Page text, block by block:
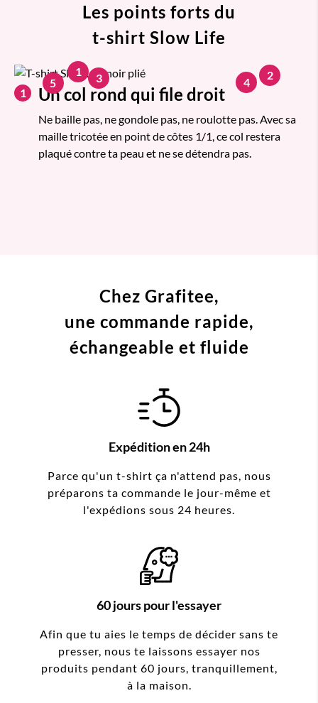
Les points forts du
t-shirt Slow Life
1 Un col rond qui file droit
Ne baille pas, ne gondole pas, ne roulotte pas. Avec sa
maille tricotée en point de côtes 1/1, ce col restera
plaqué contre ta peau et ne se détendra pas.
1 2
3 4
5
Chez Grafitee,
une commande rapide,
échangeable et fluide
Expédition en 24h
Parce qu'un t-shirt ça n'attend pas, nous
préparons ta commande le jour-même et
l'expédions sous 24 heures.
60 jours pour l'essayer
Afin que tu aies le temps de décider sans te
presser, nous te laissons essayer nos
produits pendant 60 jours, tranquillement,
à la maison.